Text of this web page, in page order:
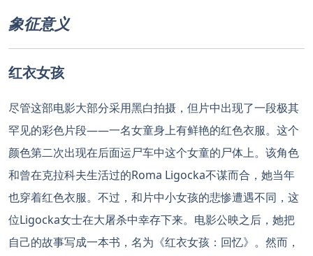
象征意义
红衣女孩
尽管这部电影大部分采用黑白拍摄，但片中出现了一段极其
罕见的彩色片段——一名女童身上有鲜艳的红色衣服。这个
颜色第二次出现在后面运尸车中这个女童的尸体上。该角色
和曾在克拉科夫生活过的Roma Ligocka不谋而合，她当年
也穿着红色衣服。不过，和片中小女孩的悲惨遭遇不同，这
位Ligocka女士在大屠杀中幸存下来。电影公映之后，她把
自己的故事写成一本书，名为《红衣女孩：回忆》。然而，